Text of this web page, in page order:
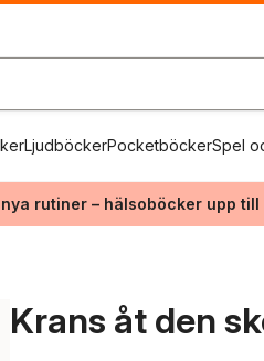
LjudböckerPocketböckerSpel
rutiner – hälsoböcker upp
Krans åt den